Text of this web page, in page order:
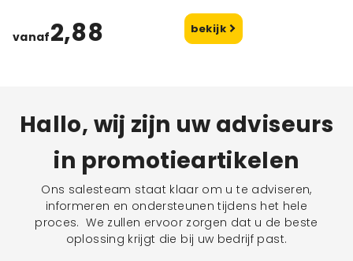
vanaf2,88 bekijk
Hallo, wij zijn uw adviseurs
in promotieartikelen
Ons salesteam staat klaar om u te adviseren,
informeren en ondersteunen tijdens het hele
proces. We zullen ervoor zorgen dat u de beste
oplossing krijgt die bij uw bedrijf past.